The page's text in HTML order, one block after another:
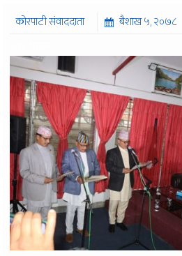
कोरपाटी संवाददाता बैशाख ५, २०७८